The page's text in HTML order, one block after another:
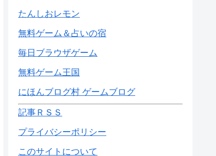
たんしおレモン
無料ゲーム＆占いの宿
毎日ブラウザゲーム
無料ゲーム王国
にほんブログ村 ゲームブログ
記事ＲＳＳ
プライバシーポリシー
このサイトについて